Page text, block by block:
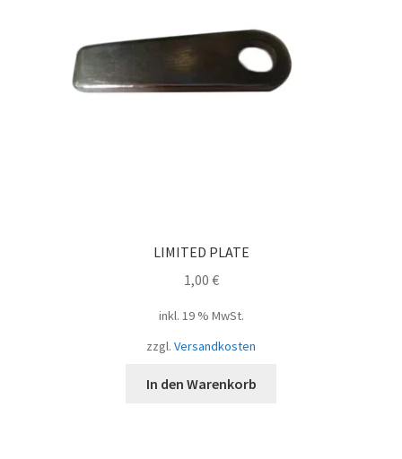
LIMITED PLATE
1,00 €
inkl. 19 % MwSt.
zzgl. Versandkosten
In den Warenkorb